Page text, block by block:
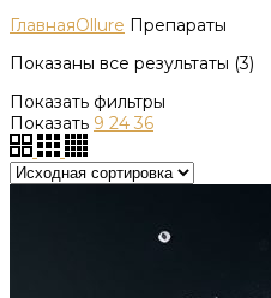
ГлавнаяOllure Препараты
Показаны все результаты (3)
Показать фильтры
Показать 9 24 36